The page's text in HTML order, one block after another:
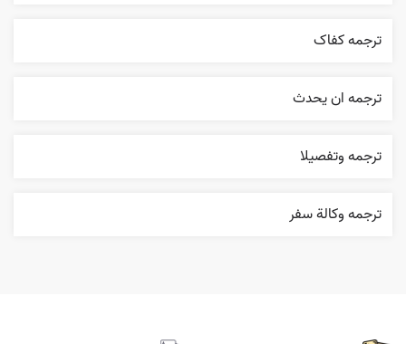
ترجمه کفاک
ترجمه ان يحدث
ترجمه وتفصيلا
ترجمه وکالة سفر